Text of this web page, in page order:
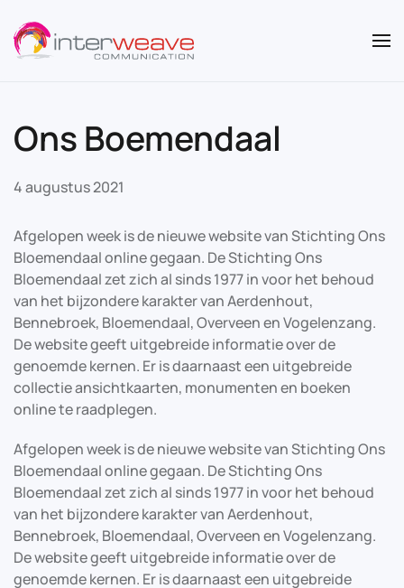
Overslaan en naar de inhoud gaan
Ons Boemendaal
4 augustus 2021
Afgelopen week is de nieuwe website van Stichting Ons
Bloemendaal online gegaan. De Stichting Ons
Bloemendaal zet zich al sinds 1977 in voor het behoud
van het bijzondere karakter van Aerdenhout,
Bennebroek, Bloemendaal, Overveen en Vogelenzang.
De website geeft uitgebreide informatie over de
genoemde kernen. Er is daarnaast een uitgebreide
collectie ansichtkaarten, monumenten en boeken
online te raadplegen.
Afgelopen week is de nieuwe website van Stichting Ons
Bloemendaal online gegaan. De Stichting Ons
Bloemendaal zet zich al sinds 1977 in voor het behoud
van het bijzondere karakter van Aerdenhout,
Bennebroek, Bloemendaal, Overveen en Vogelenzang.
De website geeft uitgebreide informatie over de
genoemde kernen. Er is daarnaast een uitgebreide